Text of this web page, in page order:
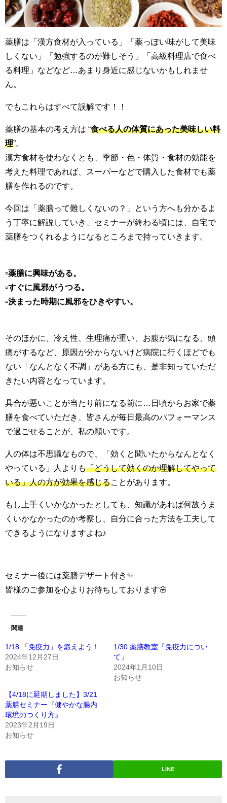
薬膳は「漢方食材が入っている」「薬っぽい味がして美味
しくない」「勉強するのが難しそう」「高級料理店で食べ
る料理」などなど…あまり身近に感じないかもしれませ
ん。
でもこれらはすべて誤解です！！
薬膳の基本の考え方は “食べる人の体質にあった美味しい料
理”。
漢方食材を使わなくとも、季節・色・体質・食材の効能を
考えた料理であれば、スーパーなどで購入した食材でも薬
膳を作れるのです。
今回は「薬膳って難しくないの？」という方へも分かるよ
う丁寧に解説していき、セミナーが終わる頃には、自宅で
薬膳をつくれるようになるところまで持っていきます。
▫️薬膳に興味がある。
▫️すぐに風邪がうつる。
▫️決まった時期に風邪をひきやすい。
そのほかに、冷え性、生理痛が重い、お腹が気になる、頭
痛がするなど、
原因が分からないけど病院に行くほどでも
ない「なんとなく不調」がある方にも、是非知っていただ
きたい内容となっています。
具合が悪いことが当たり前になる前に…日頃からお家で薬
膳を食べていただき、皆さんが毎日最高のパフォーマンス
で過ごせることが、私の願いです。
人の体は不思議なもので、「効くと聞いたからなんとなく
やっている」人よりも「どうして効くのか理解してやって
いる」人の方が効果を感じることがあります。
もし上手くいかなかったとしても、知識があれば何故うま
くいかなかったのか考察し、自分に合った方法を工夫して
できるようになりますよね♪
セミナー後には薬膳デザート付き✨
皆様のご参加を心よりお待ちしております🌸
関連
1/18 「免疫力」を鍛えよう！
2024年12月27日
お知らせ
1/30 薬膳教室「免疫力につい
て」
2024年1月10日
お知らせ
【4/18に延期しました】3/21
薬膳セミナー『健やかな腸内
環境のつくり方』
2023年2月19日
お知らせ
LINE